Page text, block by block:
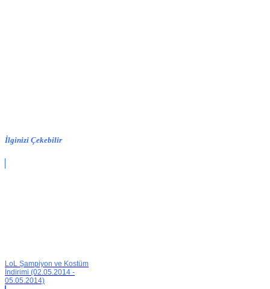
İlginizi Çekebilir
LoL Şampiyon ve Kostüm
İndirimi (02.05.2014 -
05.05.2014)